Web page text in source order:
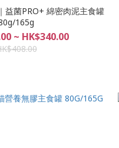
益菌PRO+ 綿密肉泥主食罐
165g
~ HK$340.00